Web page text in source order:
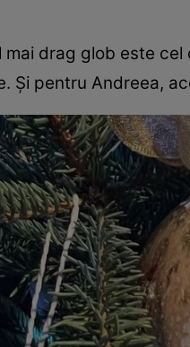
drag glob este
Şi pentru Andreea,